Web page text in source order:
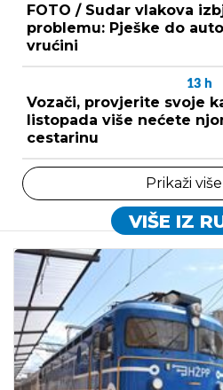
FOTO / Sudar vlakova
problemu: Pješke do
vrućini
13 h
Vozači, provjerite svoje
listopada više nećete
cestarinu
Prikaži
VIŠE IZ